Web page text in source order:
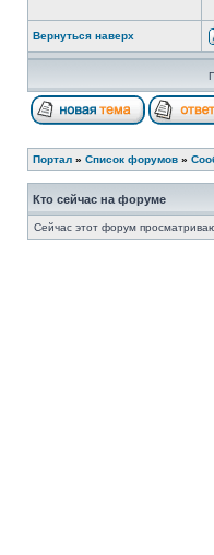
Вернуться наверх
Портал » Список форумов »
Кто сейчас на форуме
Сейчас этот форум